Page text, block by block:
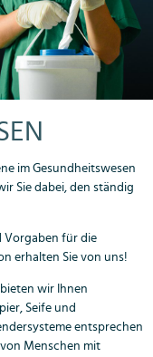
im Gesundheitswesen
Sie dabei, den ständig
Vorgaben für die
erhalten Sie von uns!
wir Ihnen
Seife und
entsprechen
Menschen mit